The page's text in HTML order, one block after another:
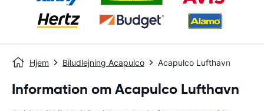
Hjem Biludlejning Acapulco Acapulco Lufthavn
Information om Acapulco Lufthavn